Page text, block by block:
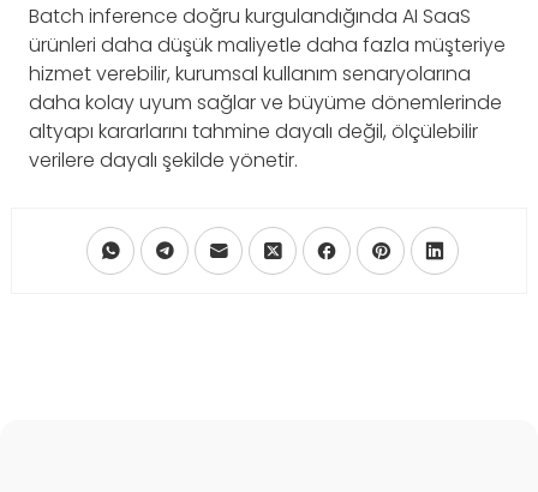
Batch inference doğru kurgulandığında AI SaaS
ürünleri daha düşük maliyetle daha fazla müşteriye
hizmet verebilir, kurumsal kullanım senaryolarına
daha kolay uyum sağlar ve büyüme dönemlerinde
altyapı kararlarını tahmine dayalı değil, ölçülebilir
verilere dayalı şekilde yönetir.